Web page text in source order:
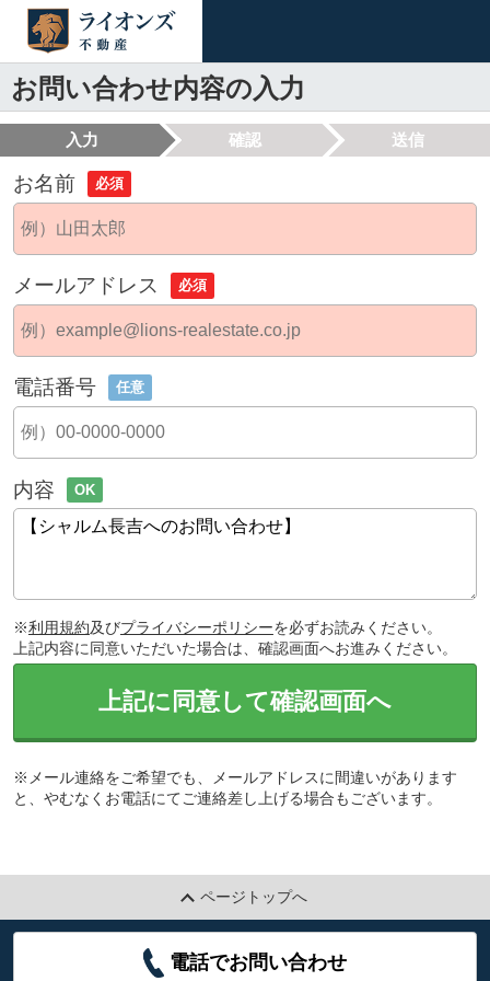
お問い合わせ内容の入力
入力 確認 送信
お名前 必須
メールアドレス 必須
電話番号 任意
内容 OK
※利用規約及びプライバシーポリシーを必ずお読みください。
上記内容に同意いただいた場合は、確認画面へお進みください。
上記に同意して確認画面へ
※メール連絡をご希望でも、メールアドレスに間違いがあります
と、やむなくお電話にてご連絡差し上げる場合もございます。
ページトップへ
電話でお問い合わせ